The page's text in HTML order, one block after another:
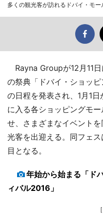
多くの観光客が訪れるドバイ・モー
Rayna Groupが12月11
の祭典「ドバイ・ショッ
の日程を発表され、1月1
に入る各ショッピングモ
せ、さまざまなイベント
光客を出迎える。同フェ
目となる。
年始から始まる「ド
ィバル2016」